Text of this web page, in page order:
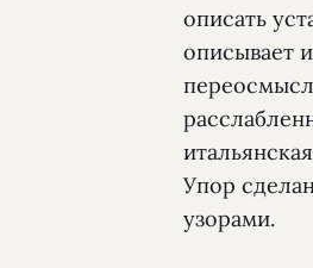
описать
описывает
Упор
узорами.